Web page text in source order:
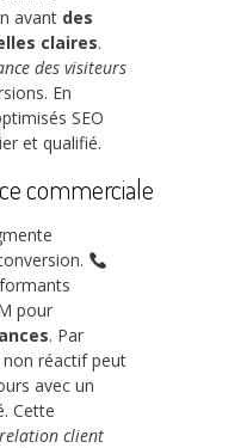
avant des
claires.
des visiteurs
En
SEO
et qualifié.
commerciale
pour
. Par
réactif peut
avec un
Cette
client